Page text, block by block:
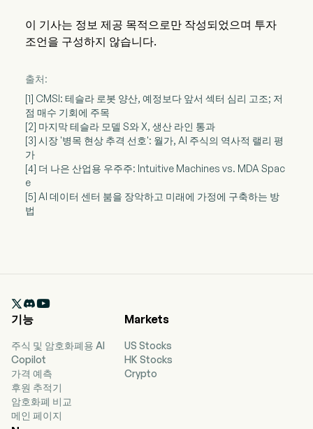
이 기사는 정보 제공 목적으로만 작성되었으며 투자
조언을 구성하지 않습니다.
출처:
[1] CMSI: 테슬라 로봇 양산, 예정보다 앞서 섹터 심리 고조; 저
점 매수 기회에 주목
[2] 마지막 테슬라 모델 S와 X, 생산 라인 통과
[3] 시장 '병목 현상 추격 선호': 월가, AI 주식의 역사적 랠리 평
가
[4] 더 나은 산업용 우주주: Intuitive Machines vs. MDA Spac
e
[5] AI 데이터 센터 붐을 장악하고 미래에 가정에 구축하는 방
법

기능
주식 및 암호화폐용 AI
Copilot
가격 예측
후원 추적기
암호화폐 비교
메인 페이지
Markets
US Stocks
HK Stocks
Crypto